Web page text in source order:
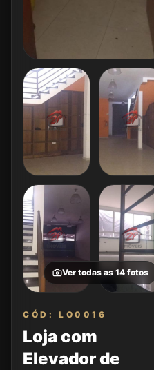
Ver todas as 14 fotos
CÓD: LO0016
Loja com
Elevador de